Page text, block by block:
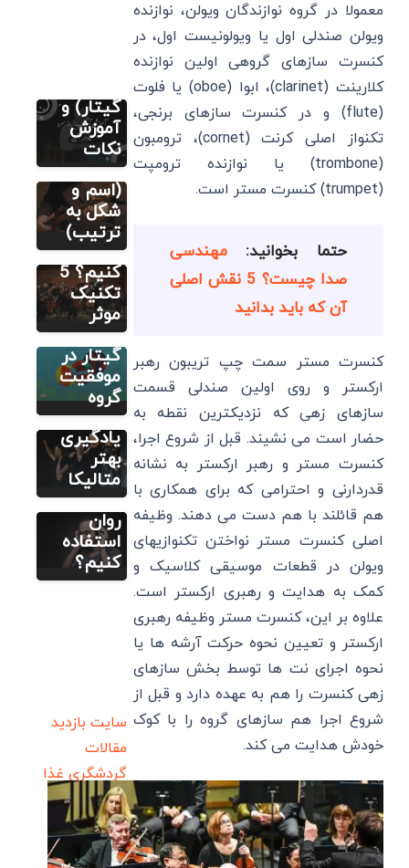
معمولا در گروه نوازندگان ویولن، نوازنده
ویولن صندلی اول یا ویولونیست اول، در
کنسرت سازهای گروهی اولین نوازنده
کلارینت (clarinet)، ابوا (oboe) یا فلوت
(flute) و در کنسرت سازهای برنجی،
تکنواز اصلی کرنت (cornet)، ترومبون
(trombone) یا نوازنده ترومپت
(trumpet) کنسرت مستر است.
حتما بخوانید:مهندسی
صدا چیست؟ 5 نقش اصلی
آن که باید بدانید
کنسرت مستر سمت چپ تریبون رهبر
ارکستر و روی اولین صندلی قسمت
سازهای زهی که نزدیکترین نقطه به
حضار است می نشیند. قبل از شروع اجرا،
کنسرت مستر و رهبر ارکستر به نشانه
قدردارنی و احترامی که برای همکاری با
هم قائلند با هم دست می دهند. وظیفه
اصلی کنسرت مستر نواختن تکنوازیهای
ویولن در قطعات موسیقی کلاسیک و
کمک به هدایت و رهبری ارکستر است.
علاوه بر این، کنسرت مستر وظیفه رهبری
ارکستر و تعیین نحوه حرکت آرشه ها یا
نحوه اجرای نت ها توسط بخش سازهای
زهی کنسرت را هم به عهده دارد و قبل از
شروع اجرا هم سازهای گروه را با کوک
خودش هدایت می کند.
گیتار) و
آموزش
نکات
دیگر
نت های
موسیقی
ایرانی
(اسم و
شکل به
ترتیب)
مطالب متنوع
چگونه یک
قطعه
موسیقی
را حفظ
کنیم؟ 5
تکنیک
موثر
مطالب متنوع
دیگر
راهنمای
راه‌اندازی
گروه
موسیقی و
نقش
گیتار در
موفقیت
گروه
مطالب متنوع
دیگر
چطور
متالیکا
اجرا کنیم؟
7 ترفند
برای
یادگیری
بهتر
متالیکا
مطالب متنوع
دیگر
چطور از
موسیقی
برای
تقویت
اعصاب و
روان
استفاده
کنیم؟
سایت بازدید
مقالات
گردشگری غذا
و رستوران